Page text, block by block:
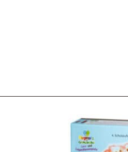
Unser
besondere Möglichkeit,
Wünsche per Facebook,
WhatsApp